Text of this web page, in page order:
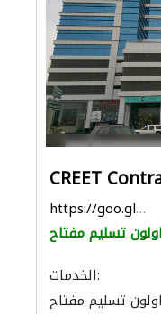
CREET
https://goo.gl/maps/vR7rEtJktokpcX2Z8
تسليم مفتاح
الخدمات:
تسليم مفتاح